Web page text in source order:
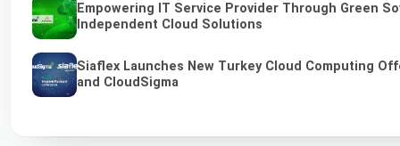
Empowering IT Service Provider Through Green
Independent Cloud Solutions
Siaflex Launches New Turkey Cloud Computing
and CloudSigma